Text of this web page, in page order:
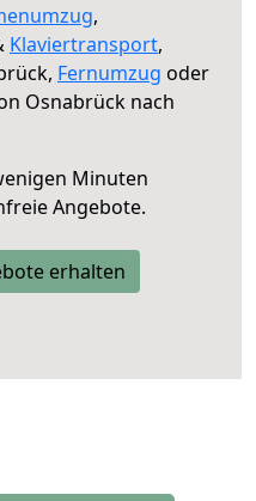
,
Klaviertransport,
Fernumzug oder
Osnabrück nach
Minuten
Angebote.
erhalten